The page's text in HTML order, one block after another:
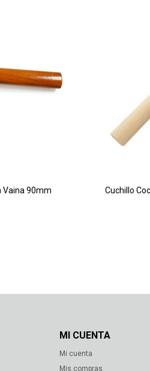
Vaina 90mm
Cuchillo
MI CUENTA
Mi cuenta
Mis compras